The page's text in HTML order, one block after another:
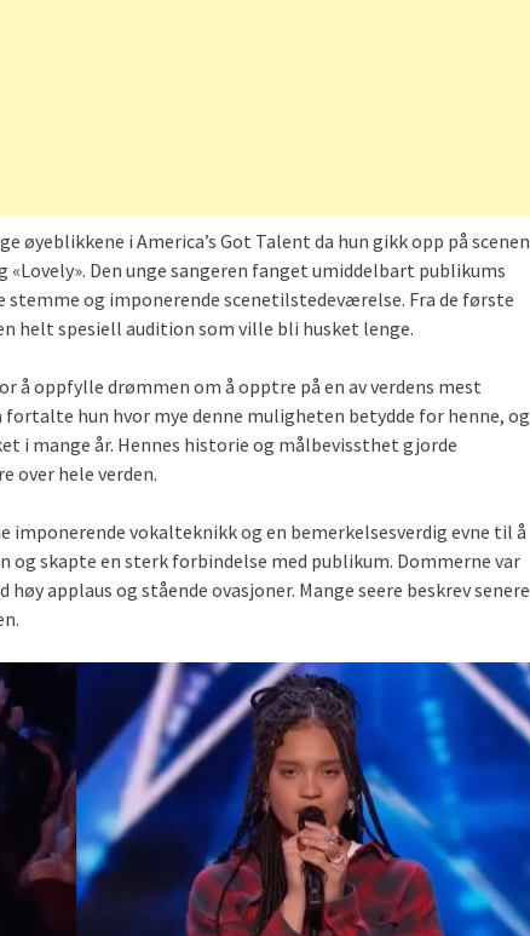
øyeblikkene i America’s Got Talent da hun gikk opp på scenen
Den unge sangeren fanget umiddelbart publikums
og imponerende scenetilstedeværelse. Fra de første
helt spesiell audition som ville bli husket lenge.
å oppfylle drømmen om å opptre på en av verdens mest
hun hvor mye denne muligheten betydde for henne, og
i mange år. Hennes historie og målbevissthet gjorde
over hele verden.
imponerende vokalteknikk og en bemerkelsesverdig evne til å
skapte en sterk forbindelse med publikum. Dommerne var
applaus og stående ovasjoner. Mange seere beskrev senere